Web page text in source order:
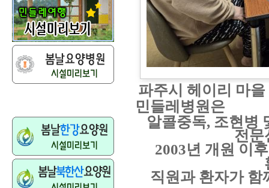
파주시 헤이리 마
민들레병원은
알콜중독, 조현병
전문
2003년 개원 이
직원과 환자가 함